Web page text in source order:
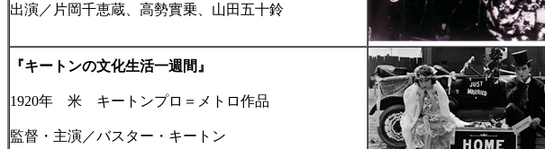
出演／片岡千恵蔵、高勢實乗、山田五十鈴
『キートンの文化生活一週間』
1920年 米 キートンプロ＝メトロ作品
監督・主演／バスター・キートン